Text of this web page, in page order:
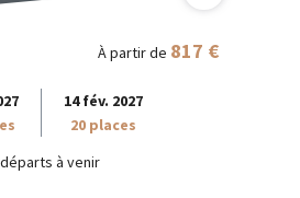
À partir de 817 €
14 fév. 2027
20 places
départs à venir